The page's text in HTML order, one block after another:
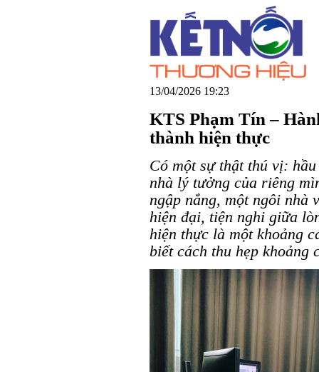
13/04/2026 19:23
KTS Phạm Tín –
thành hiện thực
Có một sự thật thú vị:
nhà lý tưởng của riêng
ngập nắng, một ngôi nhà
hiện đại, tiện nghi giữa
hiện thực là một khoảng
biết cách thu hẹp khoảng